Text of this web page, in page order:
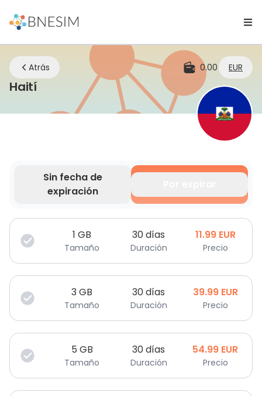
Atrás 0.00 EUR
HaitíeSIM | Mantente conectado
Sin fecha de
expiración
Tus datos son válidos por un tiempo limitado.
1 GB
Tamaño
30 días
Duración
11.99 EUR
Precio
3GB
Tamaño
30 días
Duración
39.99 EUR
Precio
5 GB
Tamaño
30 días
Duración
54.99 EUR
Precio